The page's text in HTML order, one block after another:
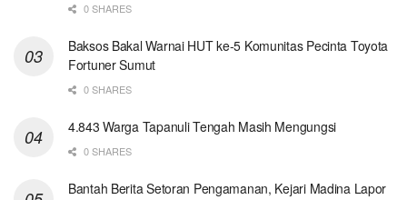
0 SHARES
Baksos Bakal Warnai HUT ke-5 Komunitas Pecinta Toyota
Fortuner Sumut
0 SHARES
4.843 Warga Tapanuli Tengah Masih Mengungsi
0 SHARES
Bantah Berita Setoran Pengamanan, Kejari Madina Lapor